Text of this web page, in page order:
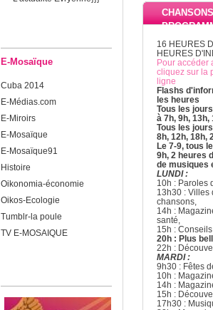
E-Mosaïque
Cuba 2014
E-Médias.com
E-Miroirs
E-Mosaïque
E-Mosaïque91
Histoire
Oikonomia-économie
Oikos-Ecologie
Tumblr-la poule
TV E-MOSAIQUE
16 HEURES
HEURES
Pour accéder
cliquez sur la
ligne
Flashs
les heures
Tous les
à 7h, 9h, 13h,
Tous les
8h, 12h, 18h,
Le 7-9, tous
9h, 2 heures
de musiques
LUNDI :
10h : Paroles
13h30 : Villes
chansons,
14h :
santé,
15h : Conseils
20h : Plus
22h :
MARDI :
9h30 : Fêtes
10h :
14h :
15h :
17h30 :